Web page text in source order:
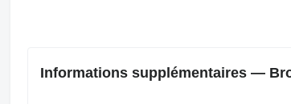
Informations supplémentaires —